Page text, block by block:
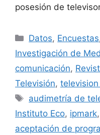
posesión de
Categorías
Datos, Encuestas
Investigación de
comunicación,
Televisión,
Etiquetas
audimetría de
Instituto Eco, ipmark,
aceptación de